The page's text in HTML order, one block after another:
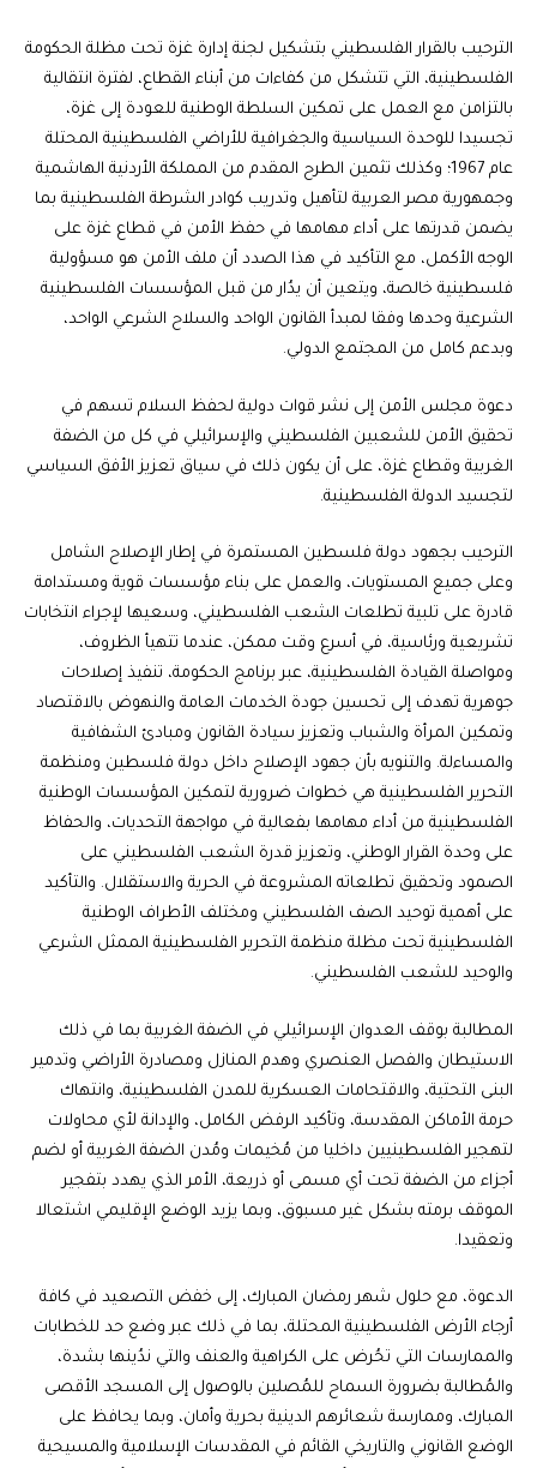
الترحيب بالقرار الفلسطيني بتشكيل لجنة إدارة غزة تحت مظلة الحكومة
الفلسطينية، التي تتشكل من كفاءات من أبناء القطاع، لفترة انتقالية
بالتزامن مع العمل على تمكين السلطة الوطنية للعودة إلى غزة،
تجسيدا للوحدة السياسية والجغرافية للأراضي الفلسطينية المحتلة
عام 1967؛ وكذلك تثمين الطرح المقدم من المملكة الأردنية الهاشمية
وجمهورية مصر العربية لتأهيل وتدريب كوادر الشرطة الفلسطينية بما
يضمن قدرتها على أداء مهامها في حفظ الأمن في قطاع غزة على
الوجه الأكمل، مع التأكيد في هذا الصدد أن ملف الأمن هو مسؤولية
فلسطينية خالصة، ويتعين أن يدُار من قبل المؤسسات الفلسطينية
الشرعية وحدها وفقا لمبدأ القانون الواحد والسلاح الشرعي الواحد،
وبدعم كامل من المجتمع الدولي.
دعوة مجلس الأمن إلى نشر قوات دولية لحفظ السلام تسهم في
تحقيق الأمن للشعبين الفلسطيني والإسرائيلي في كل من الضفة
الغربية وقطاع غزة، على أن يكون ذلك في سياق تعزيز الأفق السياسي
لتجسيد الدولة الفلسطينية.
الترحيب بجهود دولة فلسطين المستمرة في إطار الإصلاح الشامل
وعلى جميع المستويات، والعمل على بناء مؤسسات قوية ومستدامة
قادرة على تلبية تطلعات الشعب الفلسطيني، وسعيها لإجراء انتخابات
تشريعية ورئاسية، في أسرع وقت ممكن، عندما تتهيأ الظروف،
ومواصلة القيادة الفلسطينية، عبر برنامج الحكومة، تنفيذ إصلاحات
جوهرية تهدف إلى تحسين جودة الخدمات العامة والنهوض بالاقتصاد
وتمكين المرأة والشباب وتعزيز سيادة القانون ومبادئ الشفافية
والمساءلة. والتنويه بأن جهود الإصلاح داخل دولة فلسطين ومنظمة
التحرير الفلسطينية هي خطوات ضرورية لتمكين المؤسسات الوطنية
الفلسطينية من أداء مهامها بفعالية في مواجهة التحديات، والحفاظ
على وحدة القرار الوطني، وتعزيز قدرة الشعب الفلسطيني على
الصمود وتحقيق تطلعاته المشروعة في الحرية والاستقلال. والتأكيد
على أهمية توحيد الصف الفلسطيني ومختلف الأطراف الوطنية
الفلسطينية تحت مظلة منظمة التحرير الفلسطينية الممثل الشرعي
والوحيد للشعب الفلسطيني.
المطالبة بوقف العدوان الإسرائيلي في الضفة الغربية بما في ذلك
الاستيطان والفصل العنصري وهدم المنازل ومصادرة الأراضي وتدمير
البنى التحتية، والاقتحامات العسكرية للمدن الفلسطينية، وانتهاك
حرمة الأماكن المقدسة، وتأكيد الرفض الكامل، والإدانة لأي محاولات
لتهجير الفلسطينيين داخليا من مُخيمات ومُدن الضفة الغربية أو لضم
أجزاء من الضفة تحت أي مسمى أو ذريعة، الأمر الذي يهدد بتفجير
الموقف برمته بشكل غير مسبوق، وبما يزيد الوضع الإقليمي اشتعالا
وتعقيدا.
الدعوة، مع حلول شهر رمضان المبارك، إلى خفض التصعيد في كافة
أرجاء الأرض الفلسطينية المحتلة، بما في ذلك عبر وضع حد للخطابات
والممارسات التي تحُرض على الكراهية والعنف والتي ندُينها بشدة،
والمُطالبة بضرورة السماح للمُصلين بالوصول إلى المسجد الأقصى
المبارك، وممارسة شعائرهم الدينية بحرية وأمان، وبما يحافظ على
الوضع القانوني والتاريخي القائم في المقدسات الإسلامية والمسيحية